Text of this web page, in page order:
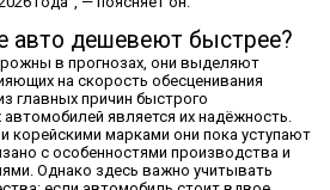
авто дешевеют быстрее?
в прогнозах, они выделяют
на скорость обесценивания
главных причин быстрого
является их надёжность.
корейскими марками они пока уступают
с особенностями производства и
Однако здесь важно учитывать